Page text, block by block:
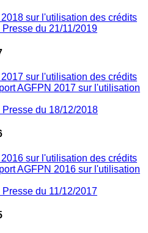
sur l'utilisation des crédits
du 21/11/2019
sur l'utilisation des crédits
AGFPN 2017 sur l'utilisation
du 18/12/2018
sur l'utilisation des crédits
AGFPN 2016 sur l'utilisation
du 11/12/2017